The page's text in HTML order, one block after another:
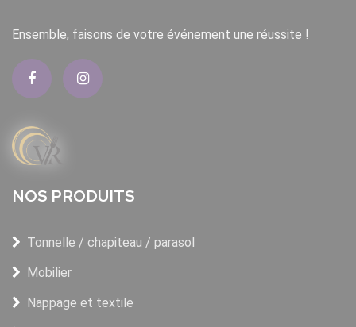
Ensemble, faisons de votre événement une réussite !
NOS PRODUITS
Tonnelle / chapiteau / parasol
Mobilier
Nappage et textile